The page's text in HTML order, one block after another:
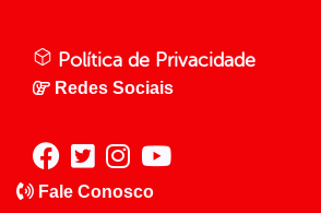
Política de Privacidade
Redes Sociais
Fale Conosco